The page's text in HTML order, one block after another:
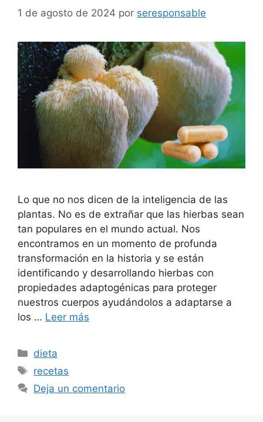
1 de agosto de 2024 por seresponsable
Lo que no nos dicen de la inteligencia de las
plantas. No es de extrañar que las hierbas sean
tan populares en el mundo actual. Nos
encontramos en un momento de profunda
transformación en la historia y se están
identificando y desarrollando hierbas con
propiedades adaptogénicas para proteger
nuestros cuerpos ayudándolos a adaptarse a
los … Leer más
Categorías
dieta
Etiquetas
recetas
Deja un comentario